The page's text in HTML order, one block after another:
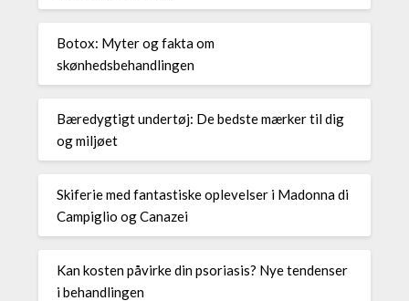
Botox: Myter og fakta om
skønhedsbehandlingen
Bæredygtigt undertøj: De bedste mærker til dig
og miljøet
Skiferie med fantastiske oplevelser i Madonna di
Campiglio og Canazei
Kan kosten påvirke din psoriasis? Nye tendenser
i behandlingen